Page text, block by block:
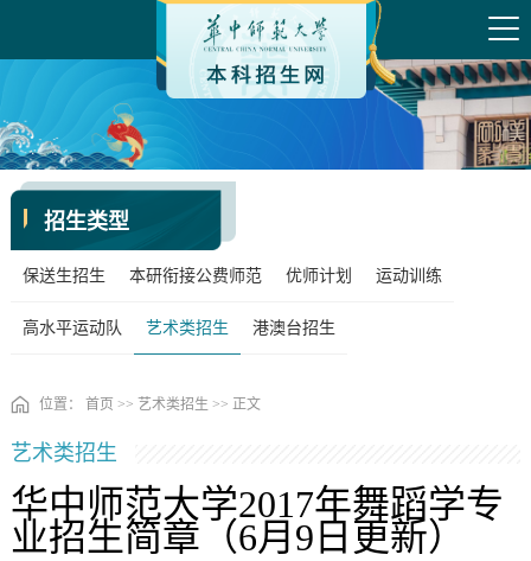
招生类型
保送生招生 本研衔接公费师范 优师计划 运动训练
高水平运动队 艺术类招生 港澳台招生
位置： 首页 >> 艺术类招生 >> 正文
艺术类招生
华中师范大学2017年舞蹈学专
业招生简章（6月9日更新）